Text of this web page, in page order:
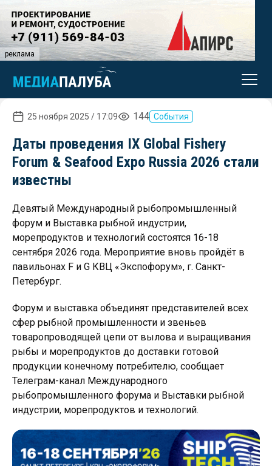
реклама
25 ноября 2025 / 17:09 144 События
Даты проведения IX Global Fishery
Forum & Seafood Expo Russia 2026 стали
известны
Девятый Международный рыбопромышленный
форум и Выставка рыбной индустрии,
морепродуктов и технологий состоятся 16-18
сентября 2026 года. Мероприятие вновь пройдёт в
павильонах F и G КВЦ «Экспофорум», г. Санкт-
Петербург.
Форум и выставка объединят представителей всех
сфер рыбной промышленности и звеньев
товаропроводящей цепи от вылова и выращивания
рыбы и морепродуктов до доставки готовой
продукции конечному потребителю, сообщает
Телеграм-канал Международного
рыбопромышленного форума и Выставки рыбной
индустрии, морепродуктов и технологий.